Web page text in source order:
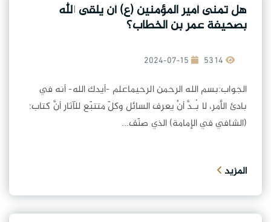
هل تمنى أمير المؤمنين (ع) أن يلقى الله
بصحيفة عمر بن الخطاب؟
2024-07-15
الجواب:بسم الله الرحمن الرحيماعلم -أيدك الله- أنه في
بادئ الأمر، لا بُـدَّ أنْ يعرف السائل وكلّ متتبّع للآثار أنَّ كتاب:
(الشافي في الإمامة) الذي صنّف...
المزيد